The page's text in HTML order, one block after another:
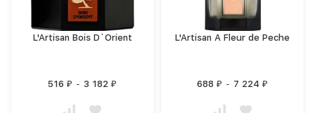
L'Artisan Bois D`Orient
516₽ - 3 182₽
L'Artisan A Fleur de Peche
688₽ - 7 224₽